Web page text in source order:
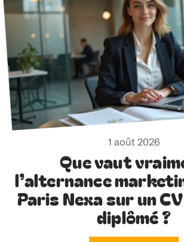
1 août 2026
Que vaut
l’alternance
Paris Nexa sur un
diplômé ?